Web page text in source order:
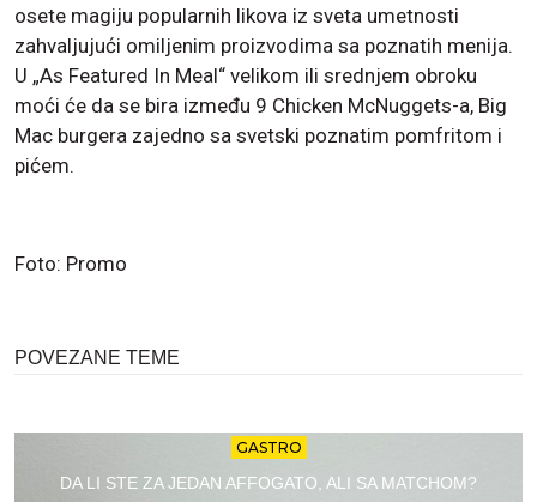
osete magiju popularnih likova iz sveta umetnosti
zahvaljujući omiljenim proizvodima sa poznatih menija.
U „As Featured In Meal“ velikom ili srednjem obroku
moći će da se bira između 9 Chicken McNuggets-a, Big
Mac burgera zajedno sa svetski poznatim pomfritom i
pićem.
Foto: Promo
POVEZANE TEME
GASTRO
DA LI STE ZA JEDAN AFFOGATO, ALI SA MATCHOM?